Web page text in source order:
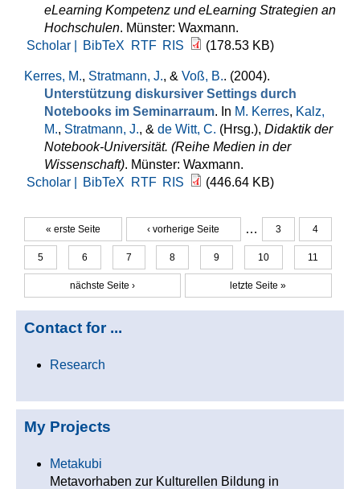
eLearning Kompetenz und eLearning Strategien an
Hochschulen. Münster: Waxmann.
Scholar |
BibTeX RTF RIS (178.53 KB)
Kerres, M., Stratmann, J., & Voß, B.. (2004).
Unterstützung diskursiver Settings durch
Notebooks im Seminarraum. In M. Kerres, Kalz,
M., Stratmann, J., & de Witt, C. (Hrsg.), Didaktik der
Notebook-Universität. (Reihe Medien in der
Wissenschaft). Münster: Waxmann.
Scholar |
BibTeX RTF RIS (446.64 KB)
Seiten
« erste Seite ‹ vorherige Seite … 3 4
5 6 7 8 9 10 11
nächste Seite › letzte Seite »
Contact for ...
Research
My Projects
Metakubi
Metavorhaben zur Kulturellen Bildung in